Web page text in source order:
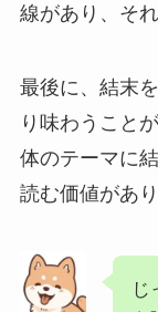
線があり、そ
最後に、結末
り味わうこと
体のテーマに
読む価値があり
じ